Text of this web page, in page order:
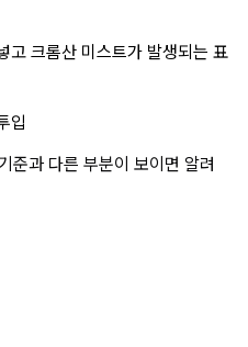
고 크롬산 미스트가 발생되는 표
입
준과 다른 부분이 보이면 알려